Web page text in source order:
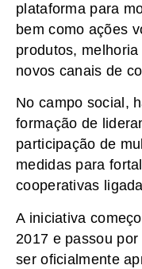
plataforma para
bem como ações
produtos,
novos canais de
No campo social,
formação de
participação de
medidas para
cooperativas
A iniciativa
2017 e passou
ser oficialmente